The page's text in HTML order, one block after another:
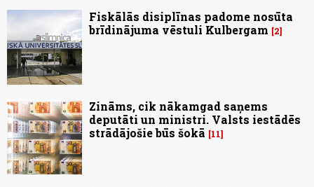
Fiskālās disiplīnas padome nosūta
brīdinājuma vēstuli Kulbergam
2
Zināms, cik nākamgad saņems
deputāti un ministri. Valsts iestādēs
strādājošie būs šokā
11